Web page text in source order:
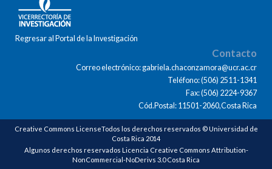
Regresar al Portal de la Investigación
Contacto
Correo electrónico: gabriela.chaconzamora@ucr.ac.cr
Teléfono: (506) 2511-1341
Fax: (506) 2224-9367
Cód.Postal: 11501-2060,Costa Rica
Creative Commons LicenseTodos los derechos reservados © Universidad de
Costa Rica 2014
Algunos derechos reservados Licencia Creative Commons Attribution-
NonCommercial-NoDerivs 3.0 Costa Rica